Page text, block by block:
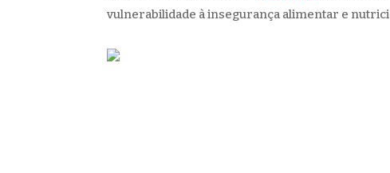
vulnerabilidade à insegurança alimentar e